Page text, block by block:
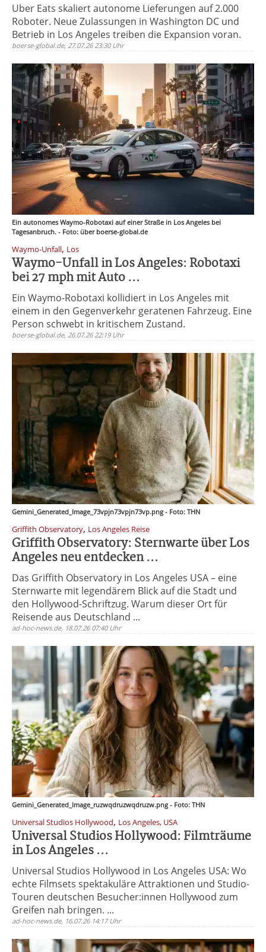
Uber Eats skaliert autonome Lieferungen auf 2.000
Roboter. Neue Zulassungen in Washington DC und
Betrieb in Los Angeles treiben die Expansion voran.
boerse-global.de, 27.07.26 23:30 Uhr
Ein autonomes Waymo-Robotaxi auf einer Straße in Los Angeles bei
Tagesanbruch. - Foto: über boerse-global.de
Waymo-Unfall, Los
Waymo-Unfall in Los Angeles: Robotaxi
bei 27 mph mit Auto ...
Ein Waymo-Robotaxi kollidiert in Los Angeles mit
einem in den Gegenverkehr geratenen Fahrzeug. Eine
Person schwebt in kritischem Zustand.
boerse-global.de, 26.07.26 22:19 Uhr
Gemini_Generated_Image_73vpjn73vpjn73vp.png - Foto: THN
Griffith Observatory, Los Angeles Reise
Griffith Observatory: Sternwarte über Los
Angeles neu entdecken ...
Das Griffith Observatory in Los Angeles USA – eine
Sternwarte mit legendärem Blick auf die Stadt und
den Hollywood-Schriftzug. Warum dieser Ort für
Reisende aus Deutschland ...
ad-hoc-news.de, 18.07.26 07:40 Uhr
Gemini_Generated_Image_ruzwqdruzwqdruzw.png - Foto: THN
Universal Studios Hollywood, Los Angeles, USA
Universal Studios Hollywood: Filmträume
in Los Angeles ...
Universal Studios Hollywood in Los Angeles USA: Wo
echte Filmsets spektakuläre Attraktionen und Studio-
Touren deutschen Besucher:innen Hollywood zum
Greifen nah bringen. ...
ad-hoc-news.de, 16.07.26 14:17 Uhr